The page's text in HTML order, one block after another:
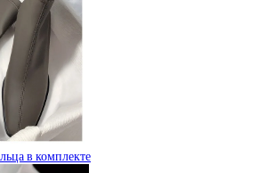
в комплекте